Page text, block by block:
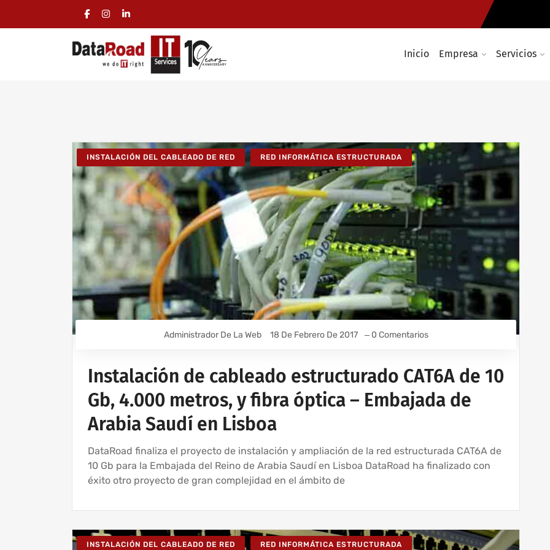
Inicio Empresa Servicios
INSTALACIÓN DEL CABLEADO DE RED RED INFORMÁTICA ESTRUCTURADA
Administrador De La Web 18 De Febrero De 2017 0 Comentarios
Instalación de cableado estructurado CAT6A de 10
Gb, 4.000 metros, y fibra óptica – Embajada de
Arabia Saudí en Lisboa
DataRoad finaliza el proyecto de instalación y ampliación de la red estructurada CAT6A de
10 Gb para la Embajada del Reino de Arabia Saudí en Lisboa DataRoad ha finalizado con
éxito otro proyecto de gran complejidad en el ámbito de
INSTALACIÓN DEL CABLEADO DE RED RED INFORMÁTICA ESTRUCTURADA